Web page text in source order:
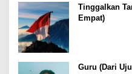
Tinggalkan
Empat)
Guru (Dari